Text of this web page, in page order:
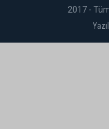
2017 -